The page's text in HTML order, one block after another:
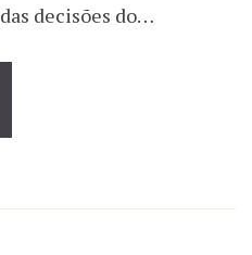
decisões do…